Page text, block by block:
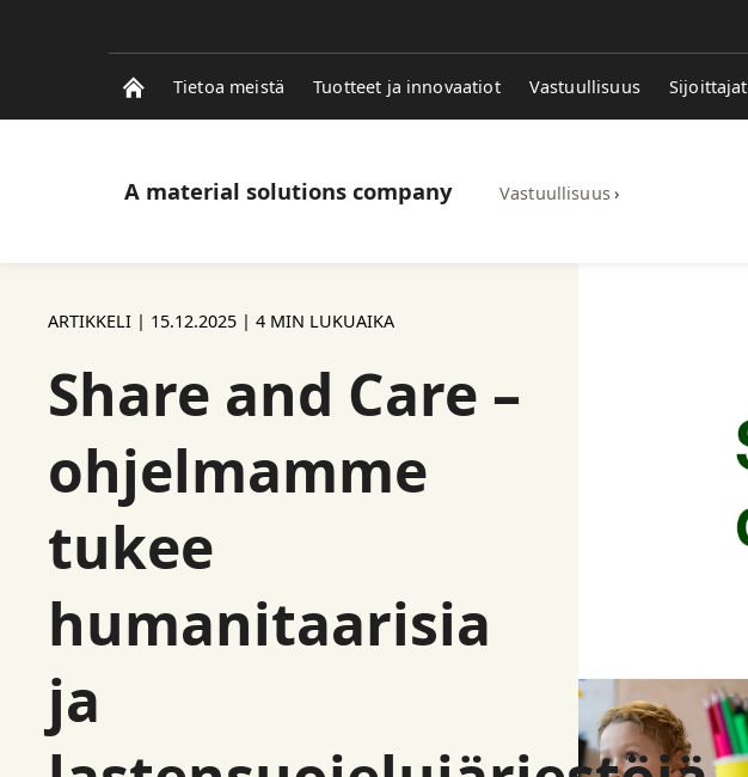
Tietoa meistä Tuotteet ja innovaatiot Vastuullisuus Sijoittajat
A material solutions company Vastuullisuus›
ARTIKKELI | 15.12.2025 | 4 MIN LUKUAIKA
Share and Care –
ohjelmamme
tukee
humanitaarisia
ja